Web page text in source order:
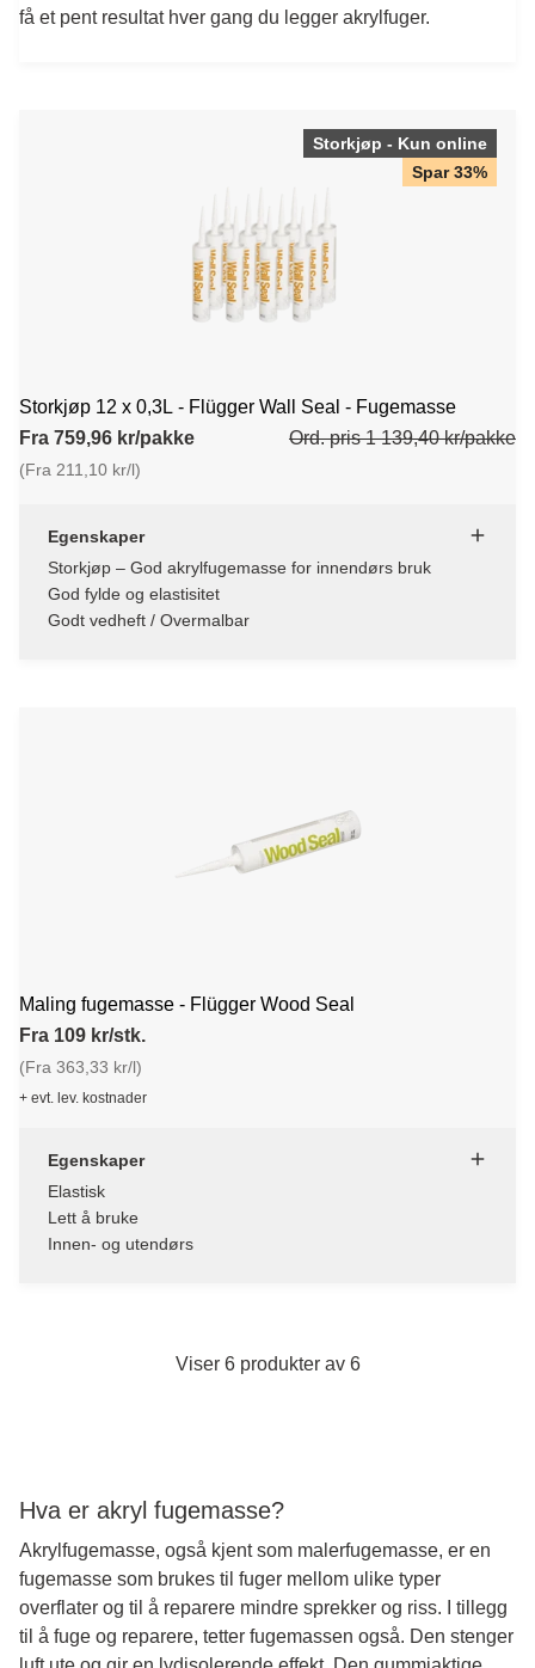
få et pent resultat hver gang du legger akrylfuger.
Storkjøp - Kun online
Spar 33%
Storkjøp 12 x 0,3L - Flügger Wall Seal - Fugemasse
Fra 759,96 kr/pakke
(Fra 211,10 kr/l)
Ord. pris 1 139,40 kr/pakke
Egenskaper
Storkjøp – God akrylfugemasse for innendørs bruk
God fylde og elastisitet
Godt vedheft / Overmalbar
Maling fugemasse - Flügger Wood Seal
Fra 109 kr/stk.
(Fra 363,33 kr/l)
+ evt. lev. kostnader
Egenskaper
Elastisk
Lett å bruke
Innen- og utendørs
Viser 6 produkter av 6
Hva er akryl fugemasse?
Akrylfugemasse, også kjent som malerfugemasse, er en
fugemasse som brukes til fuger mellom ulike typer
overflater og til å reparere mindre sprekker og riss. I tillegg
til å fuge og reparere, tetter fugemassen også. Den stenger